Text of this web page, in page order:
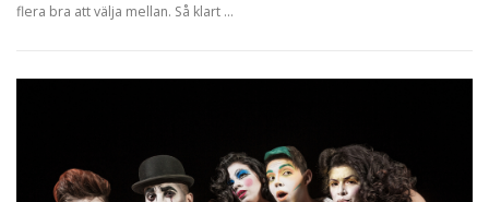
flera bra att välja mellan. Så klart …